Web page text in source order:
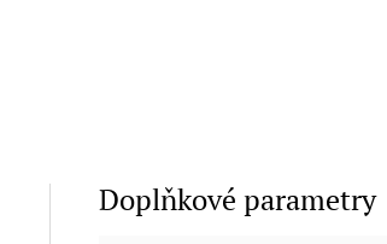
Doplňkové parametry